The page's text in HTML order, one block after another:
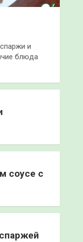
и
блюда
соусе с